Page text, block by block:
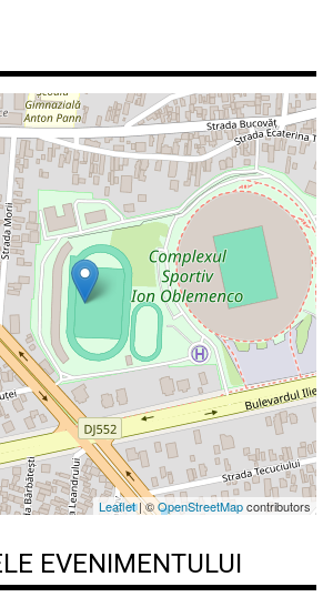
Leaflet| ©OpenStreetMapcontributors
EVENIMENTULUI